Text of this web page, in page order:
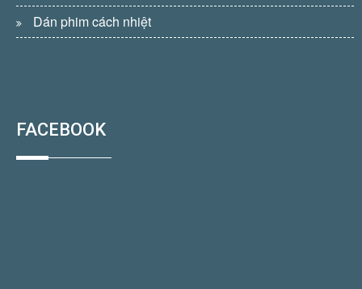
Dán phim cách nhiệt
FACEBOOK